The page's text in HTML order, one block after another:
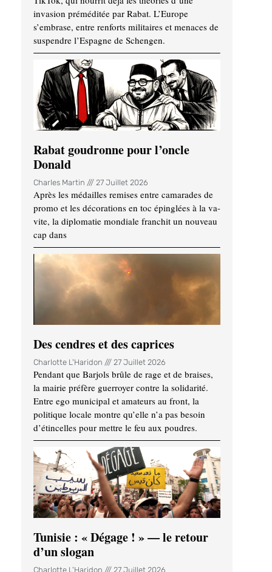
invasion préméditée par Rabat. L’Europe
s’embrase, entre renforts militaires et menaces de
suspendre l’Espagne de Schengen.
Rabat goudronne pour l’oncle
Donald
Charles Martin 27 Juillet 2026
Après les médailles remises entre camarades de
promo et les décorations en toc épinglées à la va-
vite, la diplomatie mondiale franchit un nouveau
cap dans
Des cendres et des caprices
Charlotte L'Haridon 27 Juillet 2026
Pendant que Barjols brûle de rage et de braises,
la mairie préfère guerroyer contre la solidarité.
Entre ego municipal et amateurs au front, la
politique locale montre qu’elle n’a pas besoin
d’étincelles pour mettre le feu aux poudres.
Tunisie : « Dégage ! » — le retour
d’un slogan
Charlotte L'Haridon 27 Juillet 2026